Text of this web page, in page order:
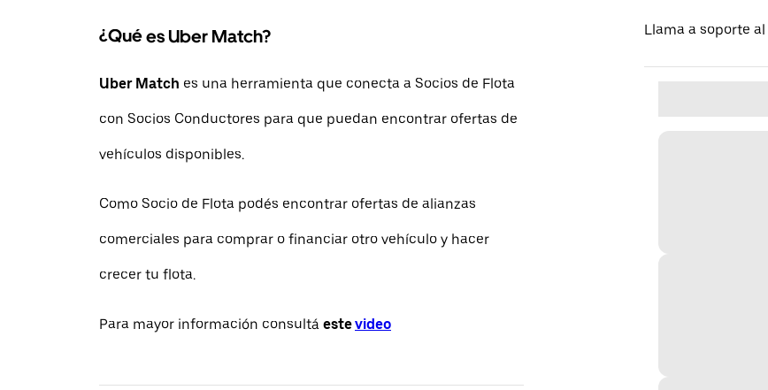
¿Qué es Uber Match?
Uber Match es una herramienta que conecta a Socios de Flota
con Socios Conductores para que puedan encontrar ofertas de
vehículos disponibles.
Como Socio de Flota podés encontrar ofertas de alianzas
comerciales para comprar o financiar otro vehículo y hacer
crecer tu flota.
Para mayor información consultá estevideo
Llama a soporte al